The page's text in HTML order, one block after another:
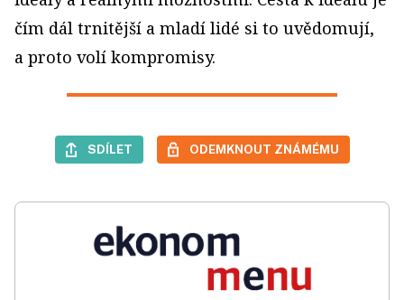
čím dál trnitější a mladí lidé si to uvědomují,
a proto volí kompromisy.
SDÍLET ODEMKNOUT ZNÁMÉMU